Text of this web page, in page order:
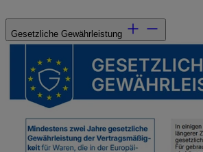
Gesetzliche Gewährleistung